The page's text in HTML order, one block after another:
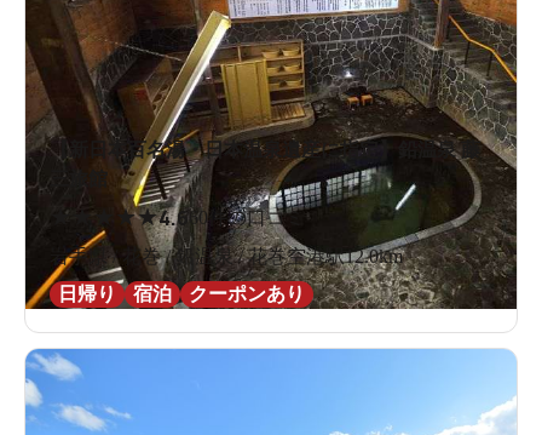
【新日本百名湯・日本温泉遺産に指定】鉛温泉 藤
三旅館
★ ★★ ★★4.660件の口コミ
岩手県 / 花巻 / 鉛温泉 / 花巻空港駅12.0km
日帰り
宿泊 クーポンあり